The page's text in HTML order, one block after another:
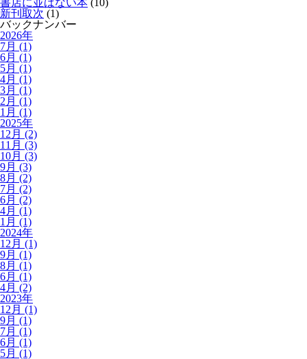
書店に並ばない本 (10)
新刊取次 (1)
バックナンバー
2026年
7月 (1)
6月 (1)
5月 (1)
4月 (1)
3月 (1)
2月 (1)
1月 (1)
2025年
12月 (2)
11月 (3)
10月 (3)
9月 (3)
8月 (2)
7月 (2)
6月 (2)
4月 (1)
1月 (1)
2024年
12月 (1)
9月 (1)
8月 (1)
6月 (1)
4月 (2)
2023年
12月 (1)
9月 (1)
7月 (1)
6月 (1)
5月 (1)